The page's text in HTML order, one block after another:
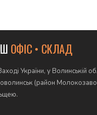
ОФІС • СКЛАД
України, у Волинській
(район